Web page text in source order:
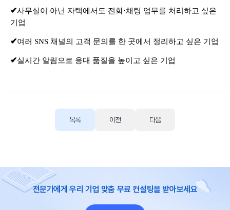
✔사무실이 아닌 자택에서도 전화·채팅 업무를 처리하고 싶은
기업
✔여러 SNS 채널의 고객 문의를 한 곳에서 정리하고 싶은 기업
✔실시간 알림으로 응대 품질을 높이고 싶은 기업
목록 이전 다음
전문가에게 우리 기업 맞춤 무료 컨설팅을 받아보세요